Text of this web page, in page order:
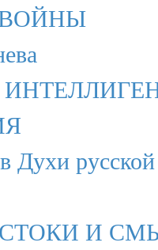
Духи
И